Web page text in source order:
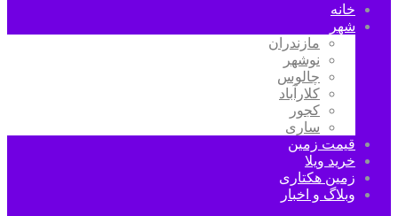
خانه
شهر
مازندران
نوشهر
چالوس
کلارآباد
کجور
ساری
قیمت زمین
خرید ویلا
زمین هکتاری
وبلاگ و اخبار